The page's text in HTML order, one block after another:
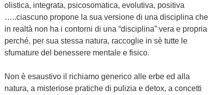
olistica, integrata, psicosomatica, evolutiva, positiva
…..ciascuno propone la sua versione di una disciplina che
in realtà non ha i contorni di una “disciplina” vera e propria
perché, per sua stessa natura, raccoglie in sè tutte le
sfumature del benessere mentale e fisico.
Non è esaustivo il richiamo generico alle erbe ed alla
natura, a misteriose pratiche di pulizia e detox, a concetti